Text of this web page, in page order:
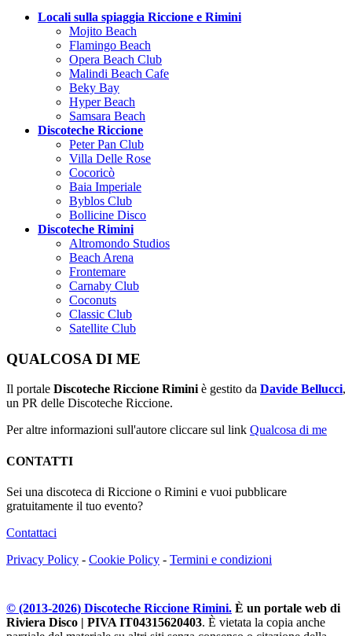
Locali sulla spiaggia Riccione e Rimini
Mojito Beach
Flamingo Beach
Opera Beach Club
Malindi Beach Cafe
Beky Bay
Hyper Beach
Samsara Beach
Discoteche Riccione
Peter Pan Club
Villa Delle Rose
Cocoricò
Baia Imperiale
Byblos Club
Bollicine Disco
Discoteche Rimini
Altromondo Studios
Beach Arena
Frontemare
Carnaby Club
Coconuts
Classic Club
Satellite Club
QUALCOSA DI ME
Il portale Discoteche Riccione Riminiè gestito da Davide Bellucci,
un PR delle Discoteche Riccione.
Per altre informazioni sull'autore cliccare sul link Qualcosa di me
CONTATTI
Sei una discoteca di Riccione o Rimini e vuoi pubblicare
gratuitamente il tuo evento?
Contattaci
Privacy Policy - Cookie Policy - Termini e condizioni
© (2013-2026) Discoteche Riccione Rimini. È un portale web di
Riviera Disco | PIVA IT04315620403. È vietata la copia anche